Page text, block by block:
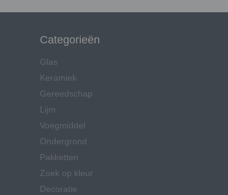
Categorieën
Glas
Keramiek
Gereedschap
Lijm
Voegmiddel
Ondergrond
Pakketten
Zoek op kleur
Decoratie